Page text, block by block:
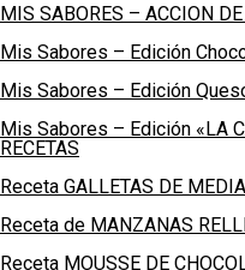
MIS SABORES – ACCION
Mis Sabores – Edición
Mis Sabores – Edición
Mis Sabores – Edición «LA
RECETAS
Receta GALLETAS DE
Receta de MANZANAS
Receta MOUSSE DE